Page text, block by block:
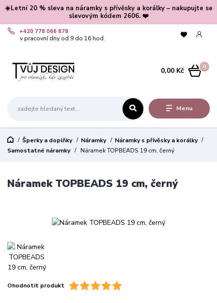
☀️Letní 20 % sleva na náramky s přívěsky a korálky – nakupujte se
slevovým kódem 2606. ❤️
Menu
+420 778 066 878
v pracovní dny od 9 do 16 hod.
0
0,00 Kč
Šperky a doplňky Náramky
Náramky s přívěsky a korálky
Samostatné náramky
Náramek TOPBEADS 19 cm, černý
Náramek TOPBEADS 19 cm, černý
Ohodnotit produkt